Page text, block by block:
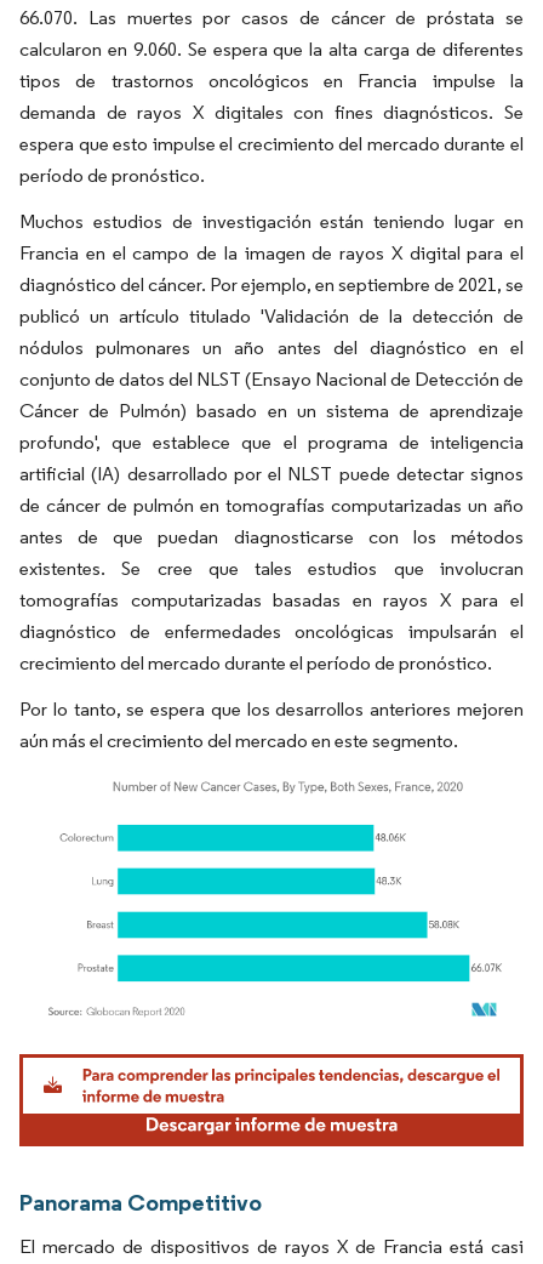
66.070. Las muertes por casos de cáncer de próstata se
calcularon en 9.060. Se espera que la alta carga de diferentes
tipos de trastornos oncológicos en Francia impulse la
demanda de rayos X digitales con fines diagnósticos. Se
espera que esto impulse el crecimiento del mercado durante el
período de pronóstico.
Muchos estudios de investigación están teniendo lugar en
Francia en el campo de la imagen de rayos X digital para el
diagnóstico del cáncer. Por ejemplo, en septiembre de 2021, se
publicó un artículo titulado 'Validación de la detección de
nódulos pulmonares un año antes del diagnóstico en el
conjunto de datos del NLST (Ensayo Nacional de Detección de
Cáncer de Pulmón) basado en un sistema de aprendizaje
profundo', que establece que el programa de inteligencia
artificial (IA) desarrollado por el NLST puede detectar signos
de cáncer de pulmón en tomografías computarizadas un año
antes de que puedan diagnosticarse con los métodos
existentes. Se cree que tales estudios que involucran
tomografías computarizadas basadas en rayos X para el
diagnóstico de enfermedades oncológicas impulsarán el
crecimiento del mercado durante el período de pronóstico.
Por lo tanto, se espera que los desarrollos anteriores mejoren
aún más el crecimiento del mercado en este segmento.
Imagen © Mordor Intelligence. El uso requiere atribución según CC BY 4.0.
Panorama Competitivo
El mercado de dispositivos de rayos X de Francia está casi